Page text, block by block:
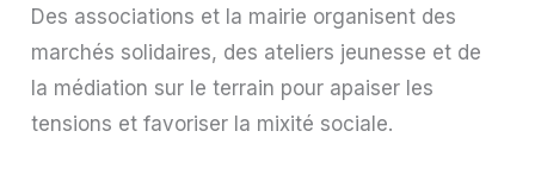
Des associations et la mairie organisent des
marchés solidaires, des ateliers jeunesse et de
la médiation sur le terrain pour apaiser les
tensions et favoriser la mixité sociale.